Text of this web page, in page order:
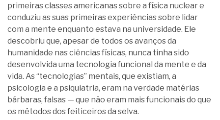
primeiras classes americanas sobre a física nuclear e
conduziu as suas primeiras experiências sobre lidar
com a mente enquanto estava na universidade. Ele
descobriu que, apesar de todos os avanços da
humanidade nas ciências físicas, nunca tinha sido
desenvolvida uma tecnologia funcional da mente e da
vida. As “tecnologias” mentais, que existiam, a
psicologia e a psiquiatria, eram na verdade matérias
bárbaras, falsas — que não eram mais funcionais do que
os métodos dos feiticeiros da selva.